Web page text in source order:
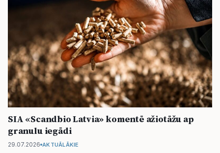
SIA «Scandbio Latvia» komentē ažiotāžu ap
granulu iegādi
29.07.2026 AKTUĀLĀKIE